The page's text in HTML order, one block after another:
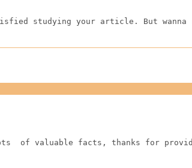
studying your article. But
of valuable facts, thanks for